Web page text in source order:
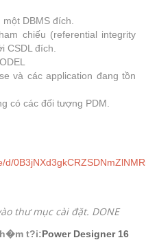
DBMS đích.
chiếu (referential integrity
CSDL đích.
và các application đang tồn
có các đối tượng PDM.
d/
thư mục cài đặt. DONE
t?i:Power Designer 16